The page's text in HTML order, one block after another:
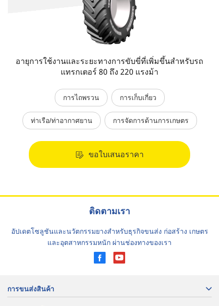
อายุการใช้งานและระยะทางการขับขี่ที่เพิ่มขึ้นสำหรับรถ
แทรกเตอร์ 80 ถึง 220 แรงม้า
การไถพรวน การเก็บเกี่ยว
ท่าเรือ/ท่าอากาศยาน การจัดการด้านการเกษตร
ขอใบเสนอราคา
ติดตามเรา
อัปเดตโซลูชันและนวัตกรรมยางสำหรับธุรกิจขนส่ง ก่อสร้าง เกษตร
และอุตสาหกรรมหนัก ผ่านช่องทางของเรา
การขนส่งสินค้า